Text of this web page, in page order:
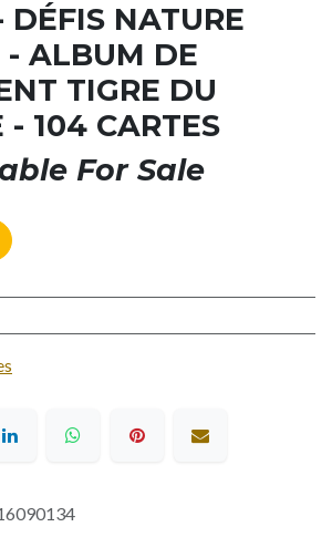
DÉFIS NATURE
- ALBUM DE
TIGRE DU
- 104 CARTES
For Sale